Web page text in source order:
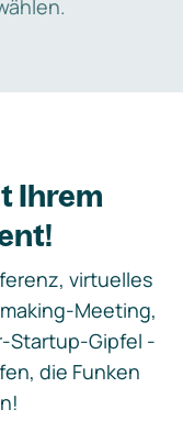
Ihrem
virtuelles
Meeting,
Startup-Gipfel -
die Funken